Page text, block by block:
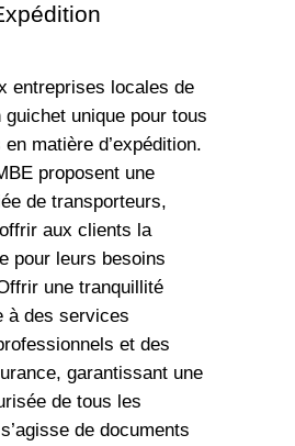
entreprises locales de
guichet unique pour tous
matière d’expédition.
proposent une
de transporteurs,
aux clients la
pour leurs besoins
une tranquillité
à des services
et des
garantissant une
de tous les
de documents